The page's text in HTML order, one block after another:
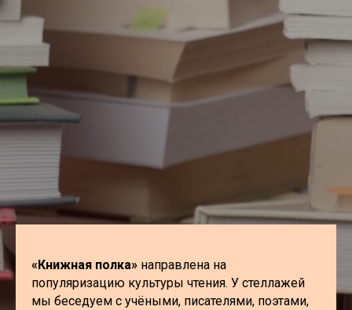
«Книжная полка» направлена на
популяризацию культуры чтения. У стеллажей
мы беседуем с учёными, писателями, поэтами,